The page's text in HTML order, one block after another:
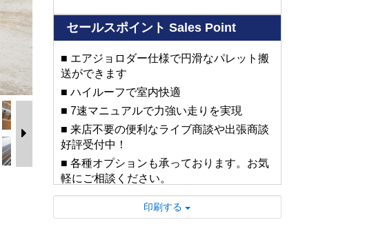
セールスポイント Sales Point
■ エアジョロダー仕様で円滑なパレット搬
送ができます
■ ハイルーフで室内快適
■ 7速マニュアルで力強い走りを実現
■ 来店不要の便利なライブ商談や出張商談
好評受付中！
■ 各種オプションも承っております。お気
軽にご相談ください。
印刷する